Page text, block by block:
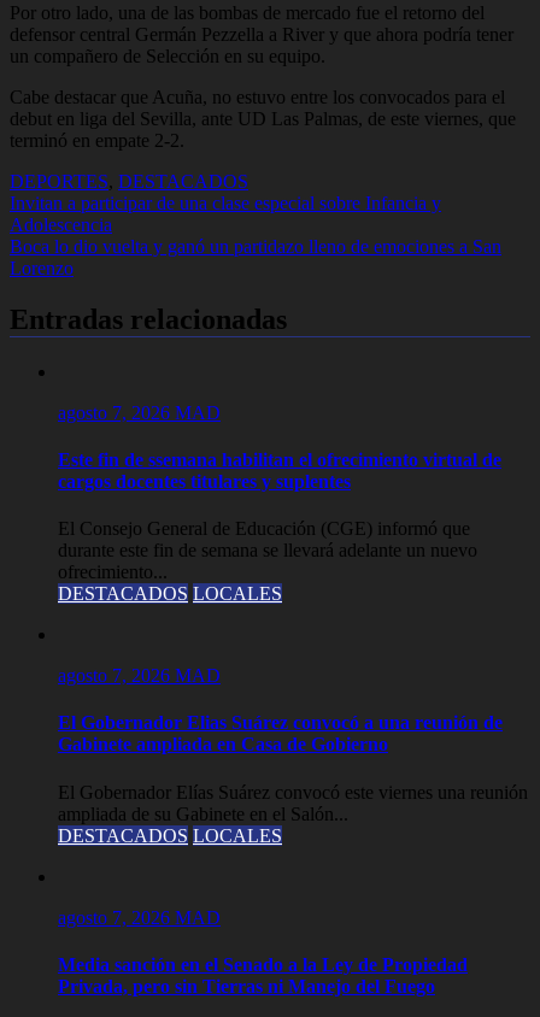
Por otro lado, una de las bombas de mercado fue el retorno del
defensor central Germán Pezzella a River y que ahora podría tener
un compañero de Selección en su equipo.
Cabe destacar que Acuña, no estuvo entre los convocados para el
debut en liga del Sevilla, ante UD Las Palmas, de este viernes, que
terminó en empate 2-2.
DEPORTES, DESTACADOS
Navegación
de
entradas
Invitan a participar de una clase especial sobre Infancia y
Adolescencia
Boca lo dio vuelta y ganó un partidazo lleno de emociones a San
Lorenzo
Entradas relacionadas
agosto 7, 2026 MAD
Este fin de ssemana habilitan el ofrecimiento virtual de
cargos docentes titulares y suplentes
El Consejo General de Educación (CGE) informó que
durante este fin de semana se llevará adelante un nuevo
ofrecimiento...
DESTACADOS LOCALES
agosto 7, 2026 MAD
El Gobernador Elias Suárez convocó a una reunión de
Gabinete ampliada en Casa de Gobierno
El Gobernador Elías Suárez convocó este viernes una reunión
ampliada de su Gabinete en el Salón...
DESTACADOS LOCALES
agosto 7, 2026 MAD
Media sanción en el Senado a la Ley de Propiedad
Privada, pero sin Tierras ni Manejo del Fuego